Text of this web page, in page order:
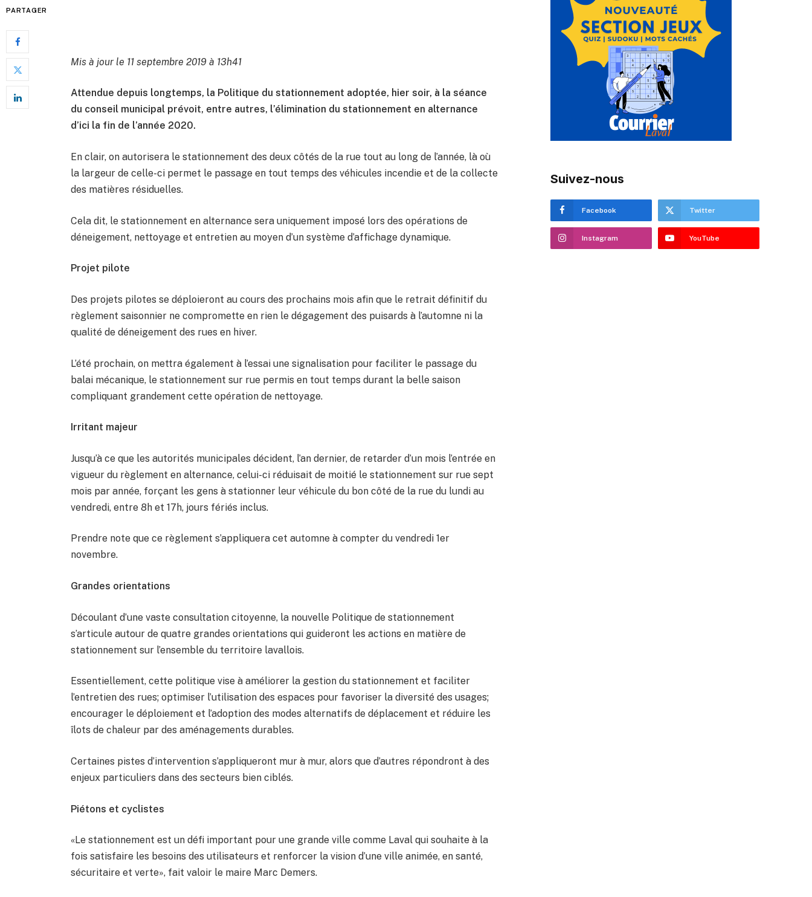
PARTAGER
Mis à jour le 11 septembre 2019 à 13h41
Attendue depuis longtemps, la Politique du stationnement adoptée, hier soir, à la séance
du conseil municipal prévoit, entre autres, l’élimination du stationnement en alternance
d’ici la fin de l’année 2020.
En clair, on autorisera le stationnement des deux côtés de la rue tout au long de l’année, là où
la largeur de celle-ci permet le passage en tout temps des véhicules incendie et de la collecte
des matières résiduelles.
Cela dit, le stationnement en alternance sera uniquement imposé lors des opérations de
déneigement, nettoyage et entretien au moyen d’un système d’affichage dynamique.
Projet pilote
Des projets pilotes se déploieront au cours des prochains mois afin que le retrait définitif du
règlement saisonnier ne compromette en rien le dégagement des puisards à l’automne ni la
qualité de déneigement des rues en hiver.
L’été prochain, on mettra également à l’essai une signalisation pour faciliter le passage du
balai mécanique, le stationnement sur rue permis en tout temps durant la belle saison
compliquant grandement cette opération de nettoyage.
Irritant majeur
Jusqu’à ce que les autorités municipales décident, l’an dernier, de retarder d’un mois l’entrée en
vigueur du règlement en alternance, celui-ci réduisait de moitié le stationnement sur rue sept
mois par année, forçant les gens à stationner leur véhicule du bon côté de la rue du lundi au
vendredi, entre 8h et 17h, jours fériés inclus.
Prendre note que ce règlement s’appliquera cet automne à compter du vendredi 1er
novembre.
Grandes orientations
Découlant d’une vaste consultation citoyenne, la nouvelle Politique de stationnement
s’articule autour de quatre grandes orientations qui guideront les actions en matière de
stationnement sur l’ensemble du territoire lavallois.
Essentiellement, cette politique vise à améliorer la gestion du stationnement et faciliter
l’entretien des rues; optimiser l’utilisation des espaces pour favoriser la diversité des usages;
encourager le déploiement et l’adoption des modes alternatifs de déplacement et réduire les
îlots de chaleur par des aménagements durables.
Certaines pistes d’intervention s’appliqueront mur à mur, alors que d’autres répondront à des
enjeux particuliers dans des secteurs bien ciblés.
Piétons et cyclistes
«Le stationnement est un défi important pour une grande ville comme Laval qui souhaite à la
fois satisfaire les besoins des utilisateurs et renforcer la vision d’une ville animée, en santé,
sécuritaire et verte», fait valoir le maire Marc Demers.
Suivez-nous
Facebook Twitter
Instagram YouTube